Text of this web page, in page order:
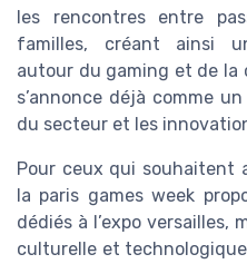
les rencontres entre
familles, créant ainsi
autour du gaming et de la
s’annonce déjà comme
du secteur et les
Pour ceux qui souhaitent
la paris games week
dédiés à l’expo
culturelle et